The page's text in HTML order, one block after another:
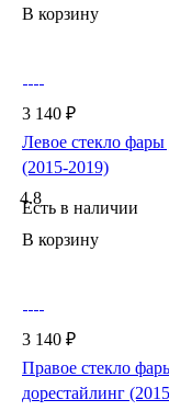
В корзину
3 140 ₽
Левое стекло фары
(2015-2019)
4.8
Есть в наличии
В корзину
3 140 ₽
Правое стекло
дорестайлинг